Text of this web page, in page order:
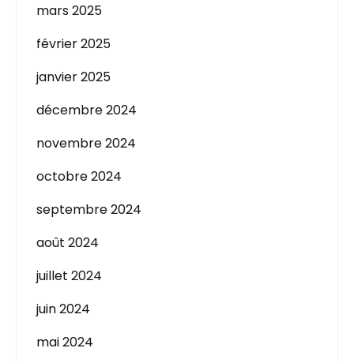
mars 2025
février 2025
janvier 2025
décembre 2024
novembre 2024
octobre 2024
septembre 2024
août 2024
juillet 2024
juin 2024
mai 2024